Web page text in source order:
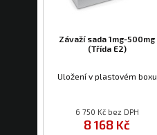
Závaží sada 1mg-500mg
(Třída E2)
Uložení v plastovém boxu
6 750 Kč bez DPH
8 168 Kč